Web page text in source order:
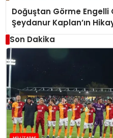
Doğuştan Görme
Şeydanur Kaplan’ın
Son Dakika